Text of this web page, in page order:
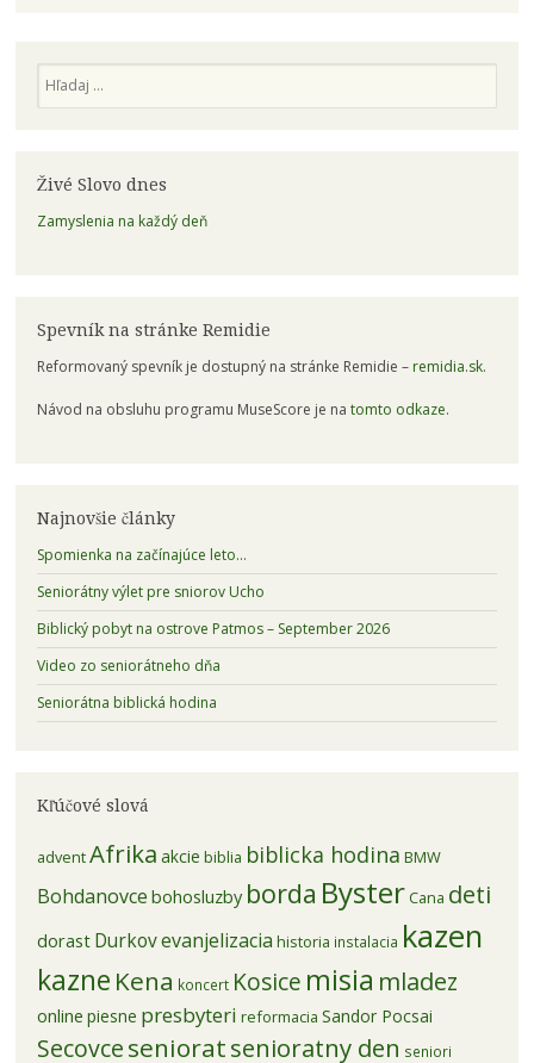
Živé Slovo dnes
Zamyslenia na každý deň
Spevník na stránke Remidie
Reformovaný spevník je dostupný na stránke Remidie – remidia.sk.
Návod na obsluhu programu MuseScore je na tomto odkaze.
Najnovšie články
Spomienka na začínajúce leto…
Seniorátny výlet pre sniorov Ucho
Biblický pobyt na ostrove Patmos – September 2026
Video zo seniorátneho dňa
Seniorátna biblická hodina
Kľúčové slová
adventAfrika akcie biblia biblicka hodina BMW
Bohdanovce bohosluzby borda Byster Cana deti
dorast Durkovevanjelizacia historia instalacia kazen
kazne Kena koncert Kosice misia mladez
online piesne presbyteri reformacia Sandor Pocsai
Secovcesenioratsenioratny den seniori